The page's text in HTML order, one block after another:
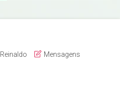
Reinaldo
Mensagens